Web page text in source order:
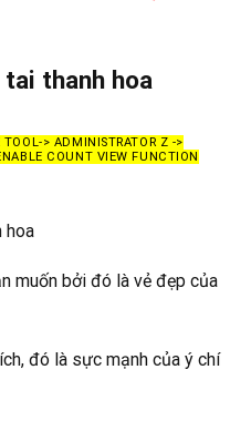
thanh hoa
TOOL-> ADMINISTRATOR Z ->
COUNT VIEW FUNCTION
hoa
muốn bởi đó là vẻ đẹp của
đó là sực mạnh của ý chí